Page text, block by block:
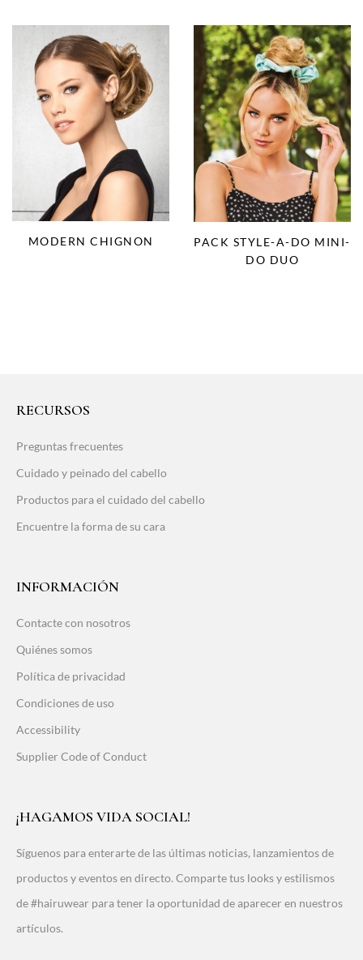
MODERN CHIGNON
PACK STYLE-A-DO MINI-
DO DUO
RECURSOS
Preguntas frecuentes
Cuidado y peinado del cabello
Productos para el cuidado del cabello
Encuentre la forma de su cara
INFORMACIÓN
Contacte con nosotros
Quiénes somos
Política de privacidad
Condiciones de uso
Accessibility
Supplier Code of Conduct
¡HAGAMOS VIDA SOCIAL!
Síguenos para enterarte de las últimas noticias, lanzamientos de
productos y eventos en directo. Comparte tus looks y estilismos
de #hairuwear para tener la oportunidad de aparecer en nuestros
artículos.